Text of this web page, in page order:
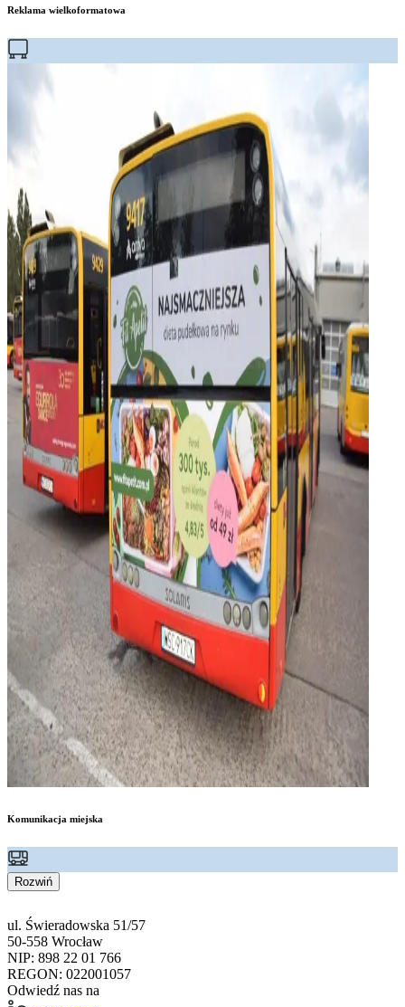
Reklama wielkoformatowa
Komunikacja miejska
Rozwiń
ul. Świeradowska 51/57
50-558 Wrocław
NIP: 898 22 01 766
REGON: 022001057
Odwiedź nas na